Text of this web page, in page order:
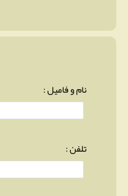
نام و فامیل :
تلفن :